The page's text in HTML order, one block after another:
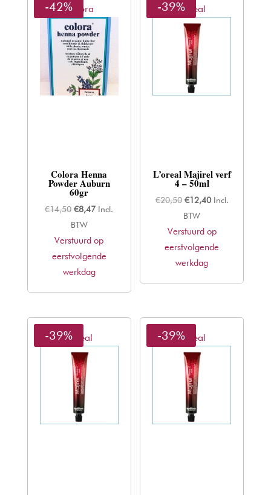
Colora
-42%
Colora Henna
Powder Auburn
60gr
€14,50 Oorspronkelijke
prijs
was:
€14,50.
€8,47Huidige
is:
€8,47.
Incl.
BTW
Verstuurd op
eerstvolgende
werkdag
L'oreal
-39%
L’oreal Majirel verf
4 – 50ml
€20,50 Oorspronkelijke
prijs
was:
€20,50.
€12,40Huidige
is:
€12,40.
Incl.
BTW
Verstuurd op
eerstvolgende
werkdag
L'oreal
-39% L'oreal
-39%